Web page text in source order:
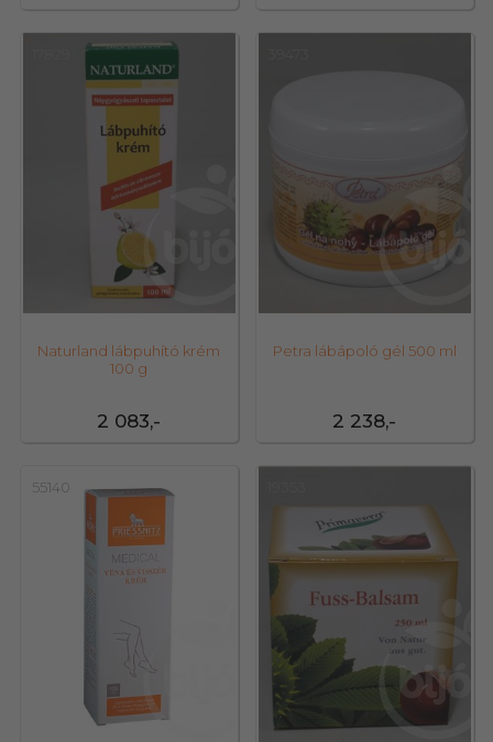
2 083,-
Naturland lábpuhító krém
100 g
2 238,-
Petra lábápoló gél 500 ml
55140